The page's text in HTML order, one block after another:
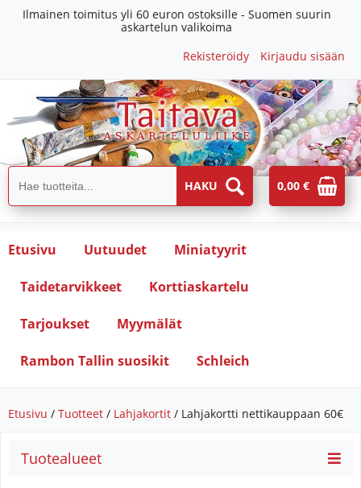
Ilmainen toimitus yli 60 euron ostoksille - Suomen suurin
askartelun valikoima
Rekisteröidy
Kirjaudu sisään
0,00 €
Etusivu Uutuudet Miniatyyrit
Taidetarvikkeet Korttiaskartelu
Tarjoukset Myymälät
Rambon Tallin suosikit Schleich
Etusivu / Tuotteet / Lahjakortit / Lahjakortti nettikauppaan 60€
Tuotealueet